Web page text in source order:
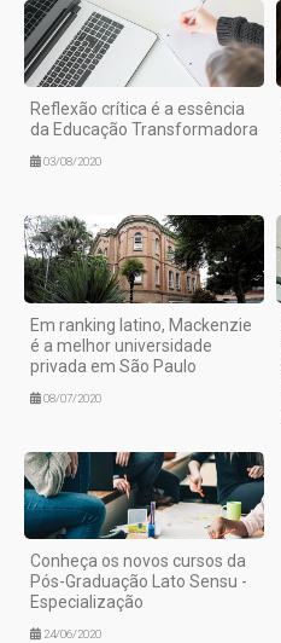
Reflexão crítica é a essência
da Educação Transformadora
03/08/2020
Em ranking latino, Mackenzie
é a melhor universidade
privada em São Paulo
08/07/2020
Conheça os novos cursos da
Pós-Graduação Lato Sensu -
Especialização
24/06/2020